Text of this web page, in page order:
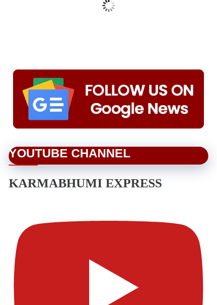
YOUTUBE CHANNEL
KARMABHUMI EXPRESS